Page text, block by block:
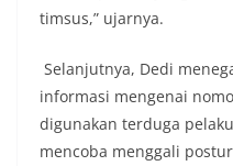
timsus,” ujarnya.
Selanjutnya, Dedi
informasi mengenai
digunakan terduga
mencoba menggali